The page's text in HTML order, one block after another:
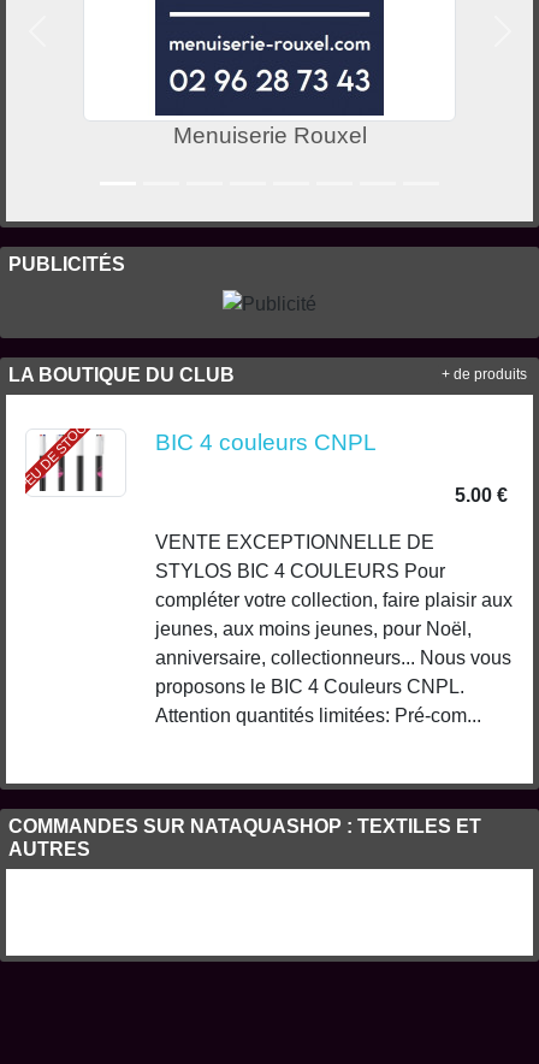
Menuiserie Rouxel
PUBLICITÉS
LA BOUTIQUE DU CLUB
PEU DE STOCK BIC 4 couleurs CNPL
5.00 €
VENTE EXCEPTIONNELLE DE
STYLOS BIC 4 COULEURS Pour
compléter votre collection, faire plaisir aux
jeunes, aux moins jeunes, pour Noël,
anniversaire, collectionneurs... Nous vous
proposons le BIC 4 Couleurs CNPL.
Attention quantités limitées: Pré-com...
+ de produits
COMMANDES SUR NATAQUASHOP : TEXTILES ET
AUTRES